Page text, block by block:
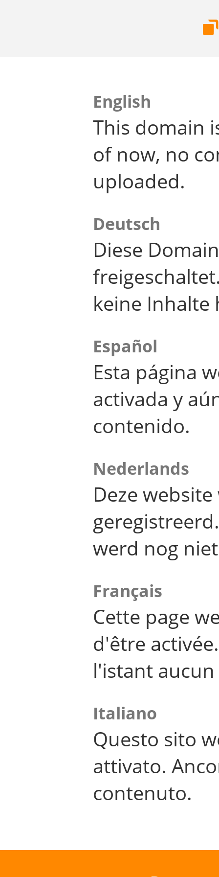
English
This domain
of now, no
uploaded.
Deutsch
Diese
keine Inhalte
Español
Esta página
activada y
contenido.
Nederlands
Deze
werd nog
Français
Cette page
d'être
l'istant
Italiano
Questo sito
attivato.
contenuto.